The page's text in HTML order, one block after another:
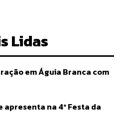
Lidas
em Águia Branca com
apresenta na 4ª Festa da